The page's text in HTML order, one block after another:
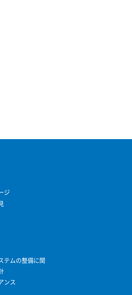
ジ
テムの整備に関
ンス